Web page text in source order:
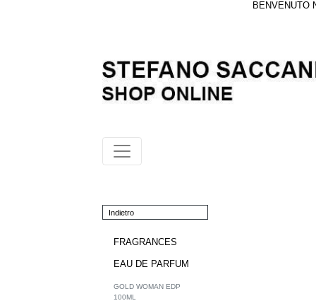
BENVENUTO
Indietro
FRAGRANCES
EAU DE PARFUM
GOLD WOMAN EDP
100ML